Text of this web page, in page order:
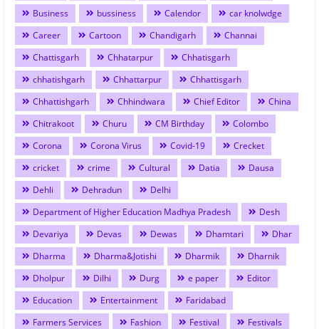
Business
bussiness Calendor
car knolwdge
Career
Cartoon Chandigarh
Channai
Chattisgarh
Chhatarpur
Chhatisgarh
chhatishgarh
Chhattarpur
Chhattisgarh
Chhattishgarh
Chhindwara Chief Editor
China
Chitrakoot
Churu CM Birthday
Colombo
Corona
Corona Virus Covid-19
Crecket
cricket
crime Cultural Datia
Dausa
Dehli
Dehradun
Delhi
Department of Higher Education Madhya Pradesh
Desh
Devariya
Devas Dewas Dhamtari
Dhar
Dharma
Dharma&Jotishi Dharmik
Dharnik
Dholpur
Dilhi Durg e paper
Editor
Education
Entertainment
Faridabad
Farmers Services
Fashion Festival Festivals